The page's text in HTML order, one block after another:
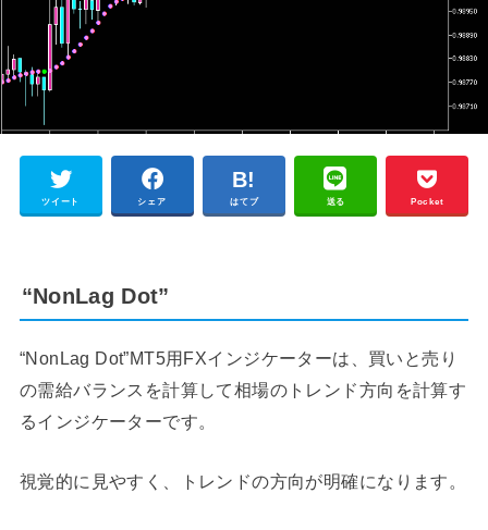
ツイート シェア はてブ 送る Pocket
“NonLag Dot”
“NonLag Dot”MT5用FXインジケーターは、買いと売り
の需給バランスを計算して相場のトレンド方向を計算す
るインジケーターです。
視覚的に見やすく、トレンドの方向が明確になります。